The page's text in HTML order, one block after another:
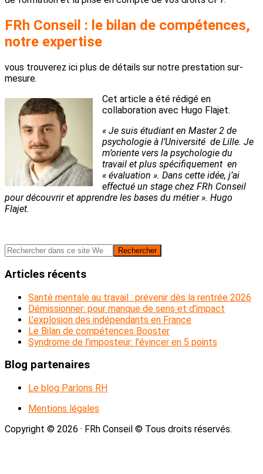
FRh Conseil : le bilan de compétences,
notre expertise
vous trouverez ici plus de détails sur notre prestation sur-
mesure.
Cet article a été rédigé en
collaboration avec Hugo Flajet.
« Je suis étudiant en Master 2 de
psychologie à l’Université de Lille. Je
m’oriente vers la psychologie du
travail et plus spécifiquement en
« évaluation ». Dans cette idée, j’ai
effectué un stage chez FRh Conseil
pour découvrir et apprendre les bases du métier ». Hugo
Flajet.
Barre
latérale
Rechercher
dans
ce
Web
Articles récents
Santé mentale au travail : prévenir dès la rentrée 2026
Démissionner: pour manque de sens et d’impact
L’explosion des indépendants en France
Le Bilan de compétences Booster
Syndrome de l’imposteur: l’évincer en 5 points
Blog partenaires
Le blog Parlons RH
Mentions légales
Copyright © 2026 · FRh Conseil © Tous droits réservés.